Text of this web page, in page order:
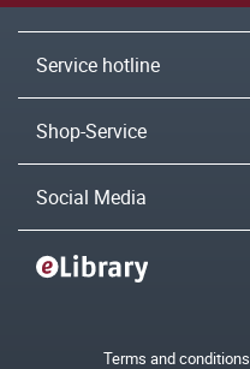
Service hotline
Shop-Service
Social Media
Terms and conditions